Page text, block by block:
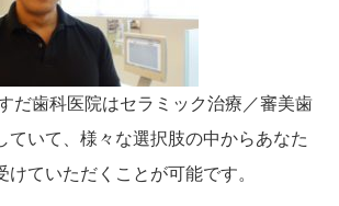
だ歯科医院はセラミック治療／審美歯
ていて、様々な選択肢の中からあなた
けていただくことが可能です。